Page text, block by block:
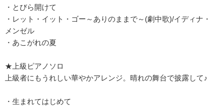
・とびら開けて
・レット・イット・ゴー～ありのままで～(劇中歌)/イディナ・
メンゼル
・あこがれの夏
★上級ピアノソロ
上級者にもうれしい華やかアレンジ。晴れの舞台で披露して♪
・生まれてはじめて